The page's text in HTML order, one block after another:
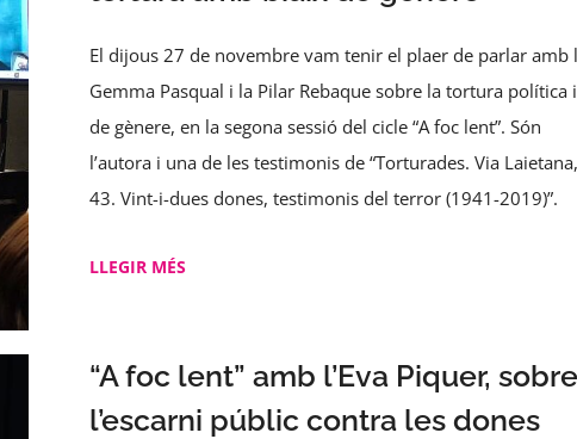
El dijous 27 de novembre vam tenir el plaer de parlar amb
Gemma Pasqual i la Pilar Rebaque sobre la tortura política i
de gènere, en la segona sessió del cicle “A foc lent”. Són
l’autora i una de les testimonis de “Torturades. Via Laietana,
43. Vint-i-dues dones, testimonis del terror (1941-2019)”.
LLEGIR MÉS
“A foc lent” amb l’Eva Piquer, sobre
l’escarni públic contra les dones